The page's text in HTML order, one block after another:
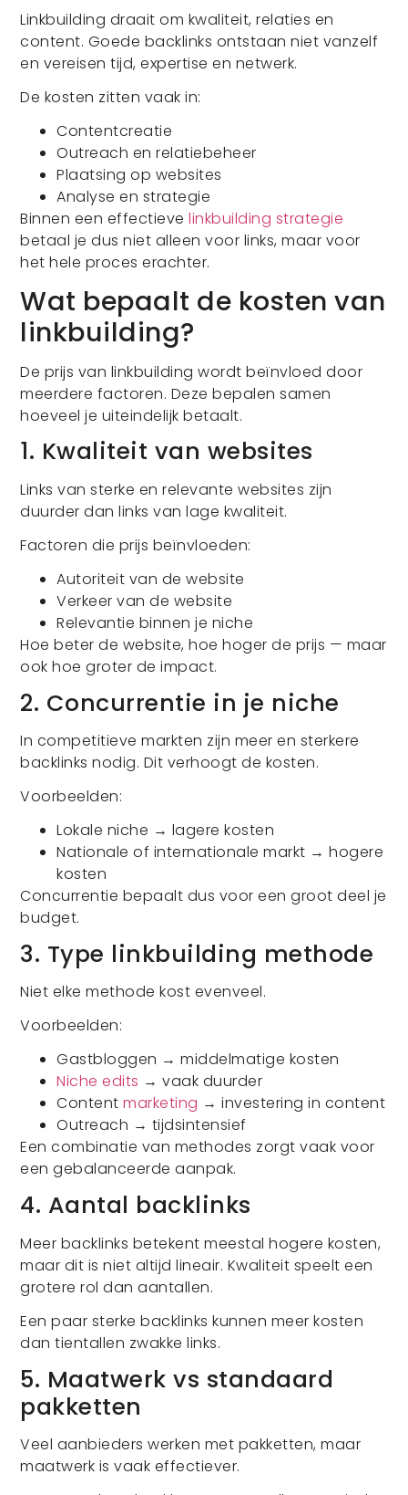
Linkbuilding draait om kwaliteit, relaties en
content. Goede backlinks ontstaan niet vanzelf
en vereisen tijd, expertise en netwerk.
De kosten zitten vaak in:
Contentcreatie
Outreach en relatiebeheer
Plaatsing op websites
Analyse en strategie
Binnen een effectievelinkbuilding strategie
betaal je dus niet alleen voor links, maar voor
het hele proces erachter.
Wat bepaalt de kosten van
linkbuilding?
De prijs van linkbuilding wordt beïnvloed door
meerdere factoren. Deze bepalen samen
hoeveel je uiteindelijk betaalt.
1. Kwaliteit van websites
Links van sterke en relevante websites zijn
duurder dan links van lage kwaliteit.
Factoren die prijs beïnvloeden:
Autoriteit van de website
Verkeer van de website
Relevantie binnen je niche
Hoe beter de website, hoe hoger de prijs — maar
ook hoe groter de impact.
2. Concurrentie in je niche
In competitieve markten zijn meer en sterkere
backlinks nodig. Dit verhoogt de kosten.
Voorbeelden:
Lokale niche → lagere kosten
Nationale of internationale markt → hogere
kosten
Concurrentie bepaalt dus voor een groot deel je
budget.
3. Type linkbuilding methode
Niet elke methode kost evenveel.
Voorbeelden:
Gastbloggen → middelmatige kosten
Niche edits → vaak duurder
Contentmarketing → investering in content
Outreach → tijdsintensief
Een combinatie van methodes zorgt vaak voor
een gebalanceerde aanpak.
4. Aantal backlinks
Meer backlinks betekent meestal hogere kosten,
maar dit is niet altijd lineair. Kwaliteit speelt een
grotere rol dan aantallen.
Een paar sterke backlinks kunnen meer kosten
dan tientallen zwakke links.
5. Maatwerk vs standaard
pakketten
Veel aanbieders werken met pakketten, maar
maatwerk is vaak effectiever.